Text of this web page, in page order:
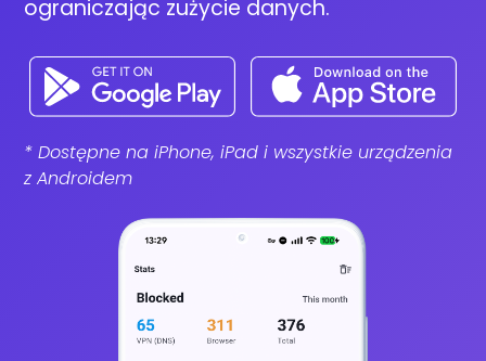
ograniczając zużycie danych.
* Dostępne na iPhone, iPad i wszystkie urządzenia
z Androidem